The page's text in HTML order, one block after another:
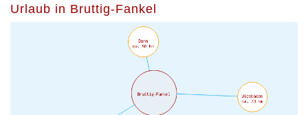
Urlaub in Bruttig-Fankel